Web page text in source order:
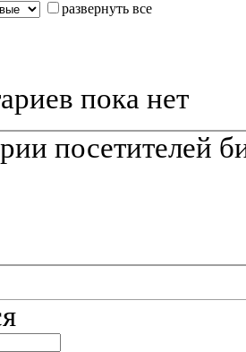
развернуть все
пока нет
посетителей